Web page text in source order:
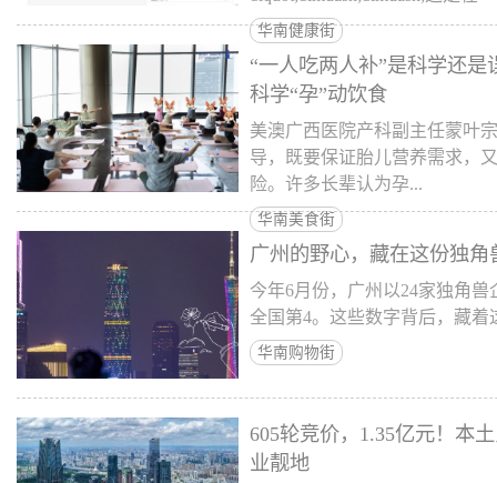
华南健康街
“一人吃两人补”是科学还
科学“孕”动饮食
美澳广西医院产科副主任蒙叶
导，既要保证胎儿营养需求，
险。许多长辈认为孕...
华南美食街
广州的野心，藏在这份独角
今年6月份，广州以24家独角
全国第4。这些数字背后，藏着
华南购物街
605轮竞价，1.35亿元！本
业靓地